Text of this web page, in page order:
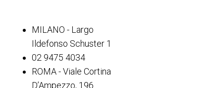
MILANO - Largo
Ildefonso Schuster 1
02 9475 4034
ROMA - Viale Cortina
D’Ampezzo, 196